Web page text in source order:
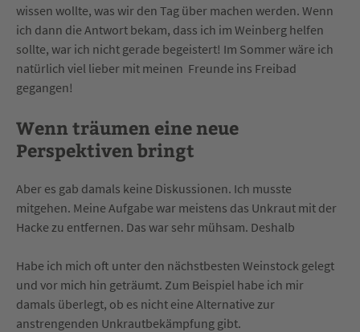
wissen wollte, was wir den Tag über machen werden. Wenn
ich dann die Antwort bekam, dass ich im Weinberg helfen
sollte, war ich nicht gerade begeistert! Im Sommer wäre ich
natürlich viel lieber mit meinen Freunde ins Freibad
gegangen!
Wenn träumen eine neue
Perspektiven bringt
Aber es gab damals keine Diskussionen. Ich musste
mitgehen. Meine Aufgabe war meistens das Unkraut mit der
Hacke zu entfernen. Das war sehr mühsam. Deshalb
Habe ich mich oft unter den nächstbesten Weinstock gelegt
und vor mich hin geträumt. Zum Beispiel habe ich mir
damals überlegt, ob es nicht eine Alternative zur
anstrengenden Unkrautbekämpfung gibt.